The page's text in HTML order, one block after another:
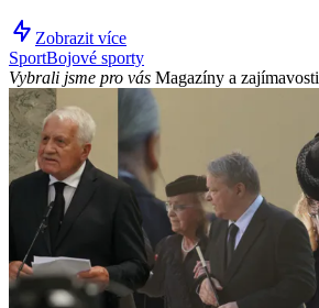
Zobrazit více
SportBojové sporty
Vybrali jsme pro vás Magazíny a zajímavosti